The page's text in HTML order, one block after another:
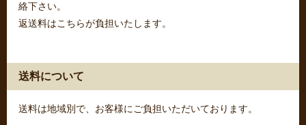
絡下さい。
返送料はこちらが負担いたします。
送料について
送料は地域別で、お客様にご負担いただいております。